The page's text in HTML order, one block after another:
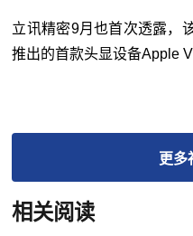
立讯精密9月也首次透露，
推出的首款头显设备Apple
更多
相关阅读